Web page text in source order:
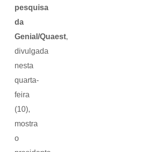
pesquisa
da
Genial/Quaest,
divulgada
nesta
quarta-
feira
(10),
mostra
o